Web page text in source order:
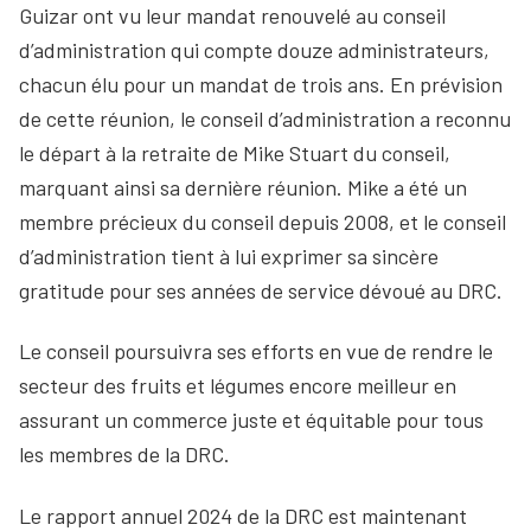
Guizar ont vu leur mandat renouvelé au conseil
d’administration qui compte douze administrateurs,
chacun élu pour un mandat de trois ans. En prévision
de cette réunion, le conseil d’administration a reconnu
le départ à la retraite de Mike Stuart du conseil,
marquant ainsi sa dernière réunion. Mike a été un
membre précieux du conseil depuis 2008, et le conseil
d’administration tient à lui exprimer sa sincère
gratitude pour ses années de service dévoué au DRC.
Le conseil poursuivra ses efforts en vue de rendre le
secteur des fruits et légumes encore meilleur en
assurant un commerce juste et équitable pour tous
les membres de la DRC.
Le rapport annuel 2024 de la DRC est maintenant